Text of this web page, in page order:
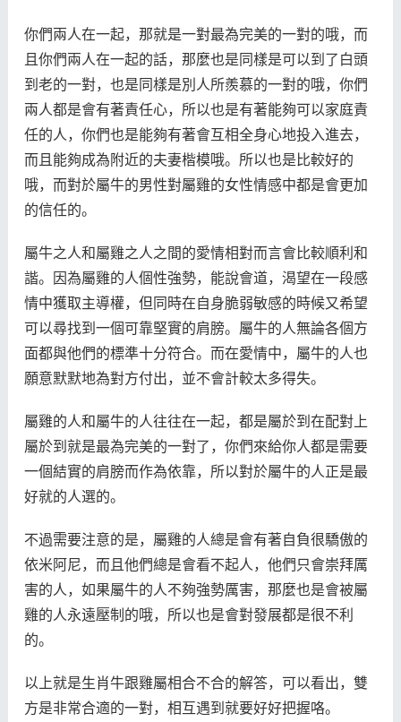
你們兩人在一起，那就是一對最為完美的一對的哦，而
且你們兩人在一起的話，那麼也是同樣是可以到了白頭
到老的一對，也是同樣是別人所羨慕的一對的哦，你們
兩人都是會有著責任心，所以也是有著能夠可以家庭責
任的人，你們也是能夠有著會互相全身心地投入進去，
而且能夠成為附近的夫妻楷模哦。所以也是比較好的
哦，而對於屬牛的男性對屬雞的女性情感中都是會更加
的信任的。
屬牛之人和屬雞之人之間的愛情相對而言會比較順利和
諧。因為屬雞的人個性強勢，能說會道，渴望在一段感
情中獲取主導權，但同時在自身脆弱敏感的時候又希望
可以尋找到一個可靠堅實的肩膀。屬牛的人無論各個方
面都與他們的標準十分符合。而在愛情中，屬牛的人也
願意默默地為對方付出，並不會計較太多得失。
屬雞的人和屬牛的人往往在一起，都是屬於到在配對上
屬於到就是最為完美的一對了，你們來給你人都是需要
一個結實的肩膀而作為依靠，所以對於屬牛的人正是最
好就的人選的。
不過需要注意的是，屬雞的人總是會有著自負很驕傲的
依米阿尼，而且他們總是會看不起人，他們只會崇拜厲
害的人，如果屬牛的人不夠強勢厲害，那麼也是會被屬
雞的人永遠壓制的哦，所以也是會對發展都是很不利
的。
以上就是生肖牛跟雞屬相合不合的解答，可以看出，雙
方是非常合適的一對，相互遇到就要好好把握咯。